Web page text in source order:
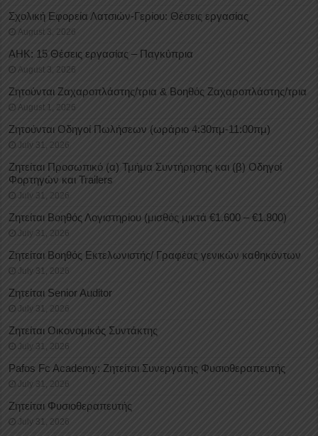
Σχολική Εφορεία Λατσιών-Γερίου: Θέσεις εργασίας
August 3, 2026
ΑΗΚ: 15 Θέσεις εργασίας – Παγκύπρια
August 3, 2026
Ζητούνται Ζαχαροπλάστης/τρια & Βοηθός Ζαχαροπλάστης/τρια
August 1, 2026
Ζητούνται Οδηγοί Πωλήσεων (ωράριο 4:30πμ-11:00πμ)
July 31, 2026
Ζητείται Προσωπικό (α) Τμήμα Συντήρησης και (β) Οδηγοί
Φορτηγών και Trailers
July 31, 2026
Ζητείται Βοηθός Λογιστηρίου (μισθός μικτά €1.600 – €1.800)
July 31, 2026
Ζητείται Βοηθός Εκτελωνιστής/ Γραφέας γενικών καθηκόντων
July 31, 2026
Ζητείται Senior Auditor
July 31, 2026
Ζητείται Οικονομικός Συντάκτης
July 31, 2026
Pafos Fc Academy: Ζητείται Συνεργάτης Φυσιοθεραπευτής
July 31, 2026
Ζητείται Φυσιοθεραπευτής
July 31, 2026